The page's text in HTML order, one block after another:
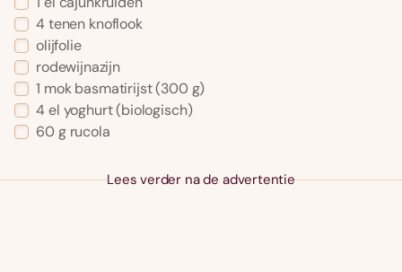
4tenen knoflook
olijfolie
rodewijnazijn
1 mok basmatirijst(300 g)
4el yoghurt(biologisch)
60 g rucola
Lees verder na de advertentie